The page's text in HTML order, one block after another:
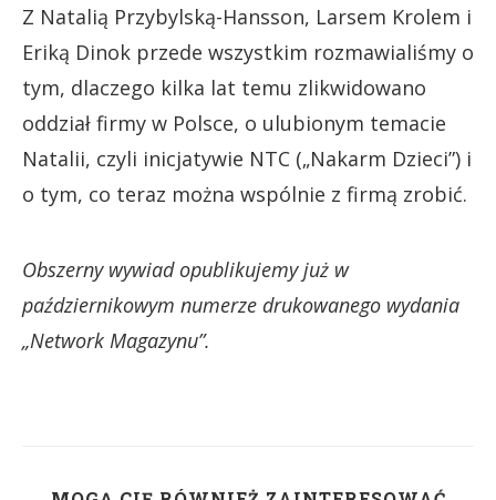
Z Natalią Przybylską-Hansson, Larsem Krolem i
Eriką Dinok przede wszystkim rozmawialiśmy o
tym, dlaczego kilka lat temu zlikwidowano
oddział firmy w Polsce, o ulubionym temacie
Natalii, czyli inicjatywie NTC („Nakarm Dzieci”) i
o tym, co teraz można wspólnie z firmą zrobić.
Obszerny wywiad opublikujemy już w
październikowym numerze drukowanego wydania
„Network Magazynu”.